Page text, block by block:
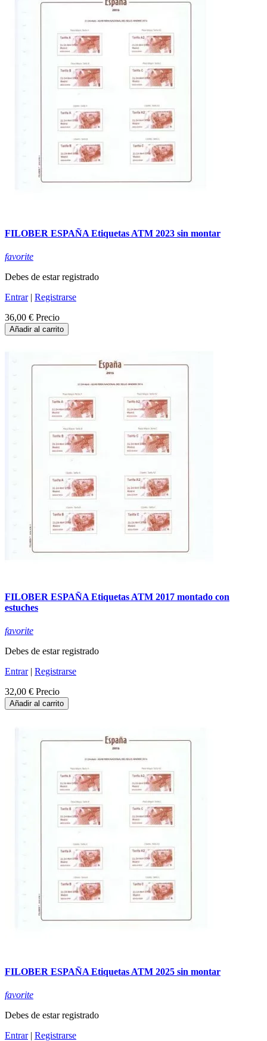
FILOBER ESPAÑA Etiquetas ATM 2023 sin montar
favorite
Debes de estar registrado
Entrar| Registrarse
36,00 € Precio
Añadir al carrito
FILOBER ESPAÑA Etiquetas ATM 2017 montado con
estuches
favorite
Debes de estar registrado
Entrar| Registrarse
32,00 € Precio
Añadir al carrito
FILOBER ESPAÑA Etiquetas ATM 2025 sin montar
favorite
Debes de estar registrado
Entrar| Registrarse